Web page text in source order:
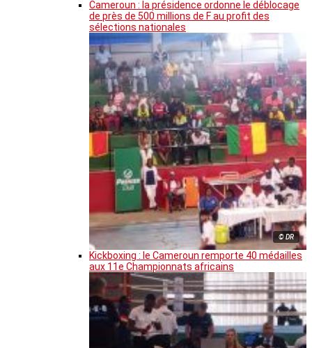
Cameroun : la présidence ordonne le déblocage
de près de 500 millions de F au profit des
sélections nationales
© DR
Kickboxing : le Cameroun remporte 40 médailles
aux 11e Championnats africains